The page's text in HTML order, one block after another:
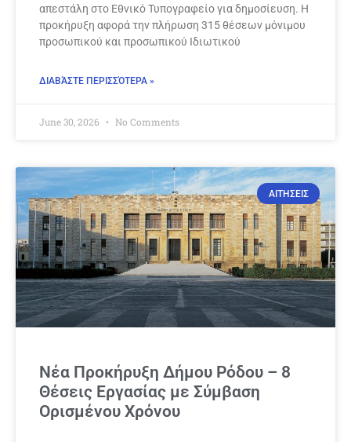
απεστάλη στο Εθνικό Τυπογραφείο για δημοσίευση. Η
προκήρυξη αφορά την πλήρωση 315 θέσεων μόνιμου
προσωπικού και προσωπικού Ιδιωτικού
ΔΙΑΒΆΣΤΕ ΠΕΡΙΣΣΌΤΕΡΑ »
June 30, 2026 No Comments
ΑΙΤΗΣΕΙΣ
Νέα Προκήρυξη Δήμου Ρόδου – 8
Θέσεις Εργασίας με Σύμβαση
Ορισμένου Χρόνου